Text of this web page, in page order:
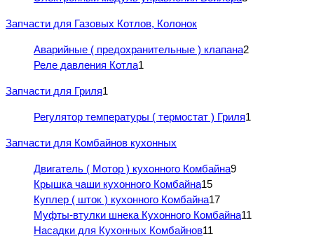
Запчасти для Газовых Котлов, Колонок
Аварийные ( предохранительные ) клапана2
Реле давления Котла1
Запчасти для Гриля1
Регулятор температуры ( термостат ) Гриля1
Запчасти для Комбайнов кухонных
Двигатель ( Мотор ) кухонного Комбайна9
Крышка чаши кухонного Комбайна15
Куплер ( шток ) кухонного Комбайна17
Муфты-втулки шнека Кухонного Комбайна11
Насадки для Кухонных Комбайнов11